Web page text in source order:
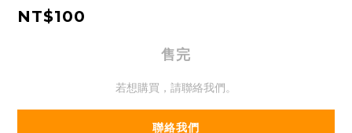
NT$100
售完
若想購買，請聯絡我們。
聯絡我們